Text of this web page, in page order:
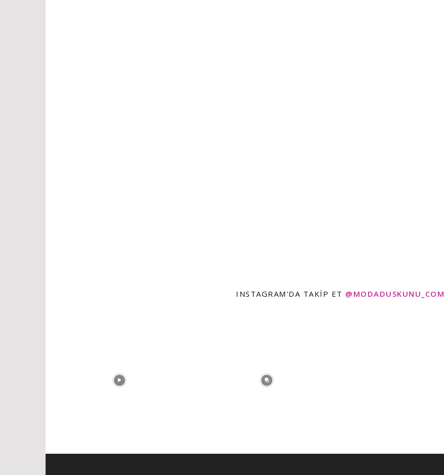
INSTAGRAM'DA TAKIP ET @MODADUSKUNU_COM